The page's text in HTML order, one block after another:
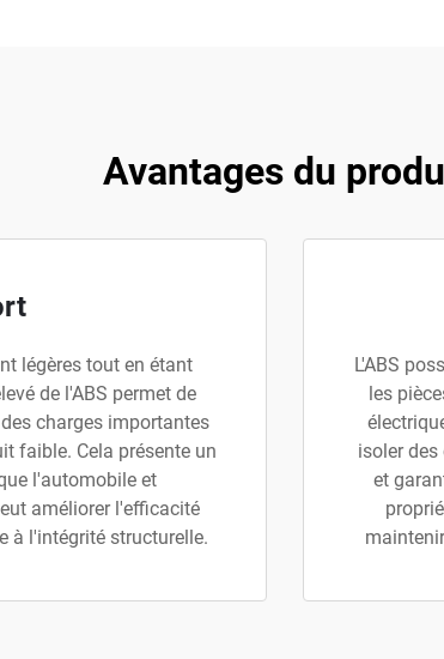
Avantages du
légères tout en étant
de l'ABS permet de
charges importantes
faible. Cela présente un
l'automobile et
améliorer l'efficacité
à l'intégrité structurelle.
L'ABS
les
isoler
et